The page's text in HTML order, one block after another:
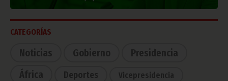
CATEGORÍAS
Noticias Gobierno
Presidencia
África
Deportes Vicepresidencia